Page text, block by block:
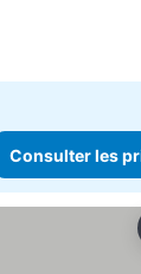
Consulter les